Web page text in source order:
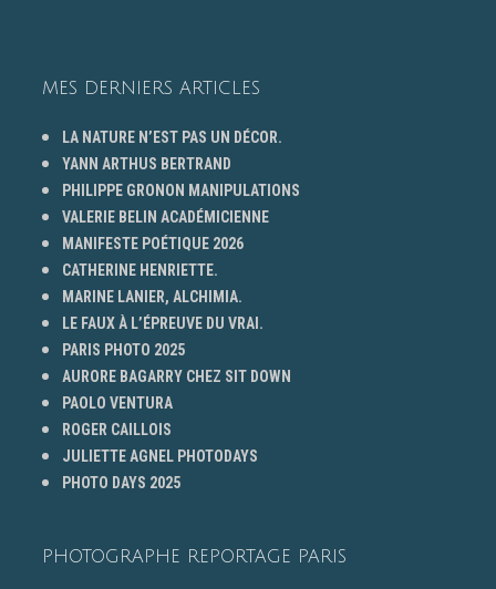
MES DERNIERS ARTICLES
LA NATURE N’EST PAS UN DÉCOR.
YANN ARTHUS BERTRAND
PHILIPPE GRONON MANIPULATIONS
VALERIE BELIN ACADÉMICIENNE
MANIFESTE POÉTIQUE 2026
CATHERINE HENRIETTE.
MARINE LANIER, ALCHIMIA.
LE FAUX À L’ÉPREUVE DU VRAI.
PARIS PHOTO 2025
AURORE BAGARRY CHEZ SIT DOWN
PAOLO VENTURA
ROGER CAILLOIS
JULIETTE AGNEL PHOTODAYS
PHOTO DAYS 2025
PHOTOGRAPHE REPORTAGE PARIS